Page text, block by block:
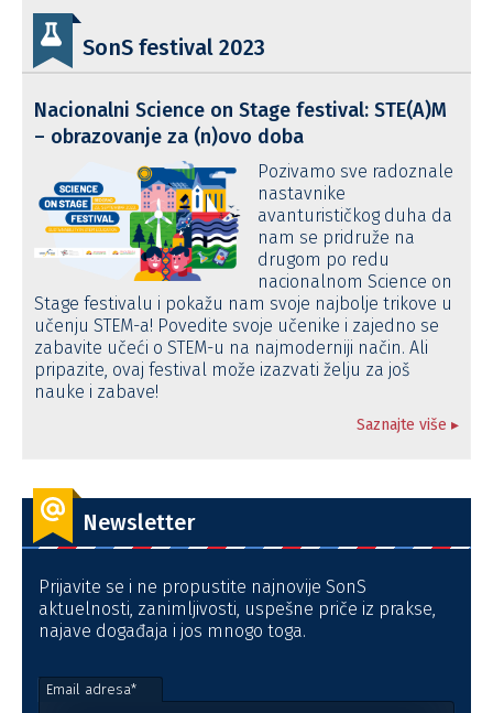
SonS festival 2023
Nacionalni Science on Stage festival: STE(A)M
– obrazovanje za (n)ovo doba
Pozivamo sve radoznale
nastavnike
avanturističkog duha da
nam se pridruže na
drugom po redu
nacionalnom Science on
Stage festivalu i pokažu nam svoje najbolje trikove u
učenju STEM-a! Povedite svoje učenike i zajedno se
zabavite učeći o STEM-u na najmoderniji način. Ali
pripazite, ovaj festival može izazvati želju za još
nauke i zabave!
Saznajte više ▸
Newsletter
Prijavite se i ne propustite najnovije SonS
aktuelnosti, zanimljivosti, uspešne priče iz prakse,
najave događaja i jos mnogo toga.
Email adresa*